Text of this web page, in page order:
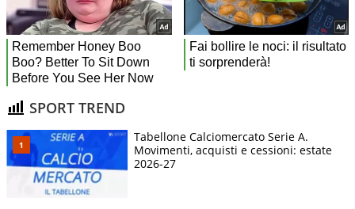
SPORT TREND
Tabellone Calciomercato Serie A.
Movimenti, acquisti e cessioni: estate
2026-27